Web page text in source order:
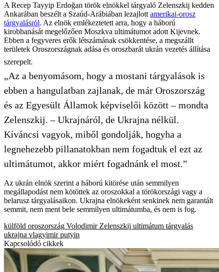
A Recep Tayyip Erdoğan török elnökkel tárgyaló Zelenszkij kedden
Ankarában beszélt a Szaúd-Arábiában lezajlott amerikai-orosz
tárgyalásról. Az elnök emlékeztetett arra, hogy a háború
kirobbanását megelőzően Moszkva ultimátumot adott Kijevnek.
Ebben a fegyveres erők létszámának csökkentése, a megszállt
területek Oroszországnak adása és oroszbarát ukrán vezetés állítása
szerepelt.
„Az a benyomásom, hogy a mostani tárgyalások is
ebben a hangulatban zajlanak, de már Oroszország
és az Egyesült Államok képviselői között – mondta
Zelenszkij. – Ukrajnáról, de Ukrajna nélkül.
Kíváncsi vagyok, miből gondolják, hogyha a
legnehezebb pillanatokban nem fogadtuk el ezt az
ultimátumot, akkor miért fogadnánk el most.”
Az ukrán elnök szerint a háború kitörése után semmilyen
megállapodást nem kötöttek az oroszokkal a törökországi vagy a
belarusz tárgyalásaikon. Ukrajna elnökeként senkinek nem garantált
semmit, nem ment bele semmilyen ultimátumba, és nem is fog.
külföld oroszország Volodimir Zelenszkij ultimátum tárgyalás
ukrajna vlagyimir putyin
Kapcsolódó cikkek